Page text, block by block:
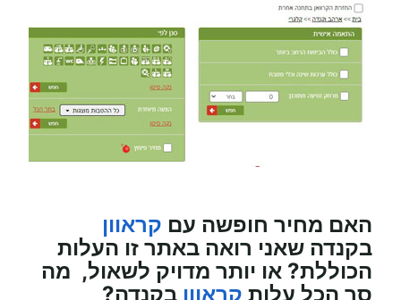
האם מחיר חופשה עם קראוון
בקנדה שאני רואה באתר זו העלות
הכוללת? או יותר מדויק לשאול, מה
סך הכל עלות קראוון בקנדה?